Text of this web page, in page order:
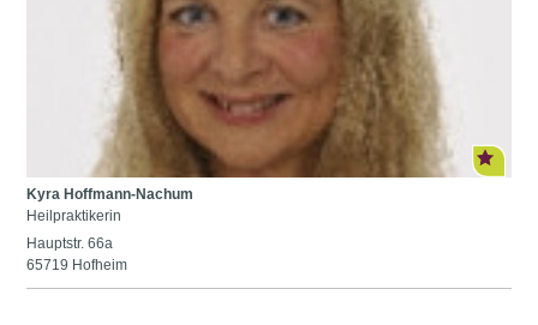
Kyra Hoffmann-Nachum
Heilpraktikerin
Hauptstr. 66a
65719 Hofheim